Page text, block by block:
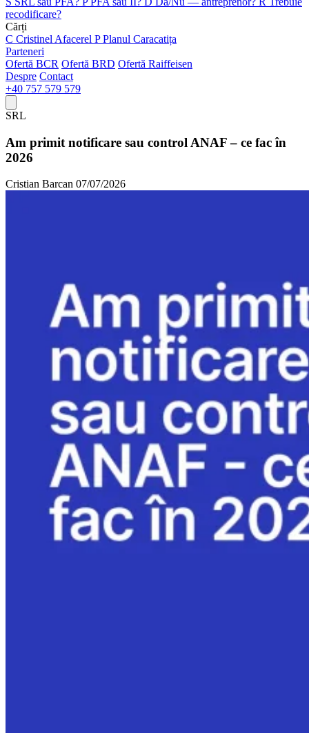
recodificare?
Cărți
C Cristinel Afacerel PPlanul Caracatița
Parteneri
Ofertă BCR Ofertă BRD Ofertă Raiffeisen
Despre Contact
+40 757 579 579
SRL
Am primit notificare sau control ANAF – ce fac în
2026
Cristian Barcan 07/07/2026